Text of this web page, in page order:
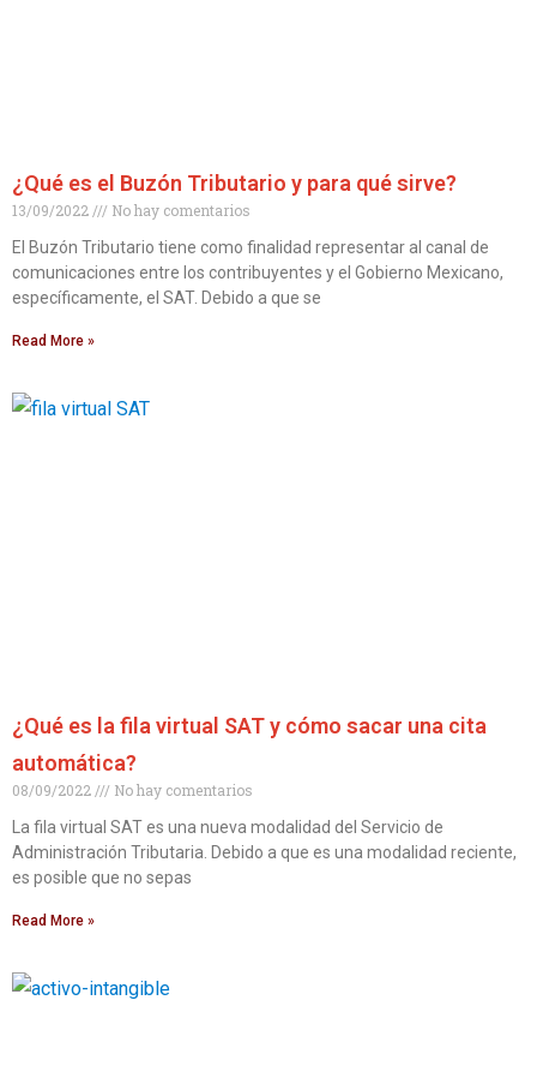
¿Qué es el Buzón Tributario y para qué sirve?
13/09/2022
No hay comentarios
El Buzón Tributario tiene como finalidad representar al canal de
comunicaciones entre los contribuyentes y el Gobierno Mexicano,
específicamente, el SAT. Debido a que se
Read More »
¿Qué es la fila virtual SAT y cómo sacar una cita
automática?
08/09/2022
No hay comentarios
La fila virtual SAT es una nueva modalidad del Servicio de
Administración Tributaria. Debido a que es una modalidad reciente,
es posible que no sepas
Read More »